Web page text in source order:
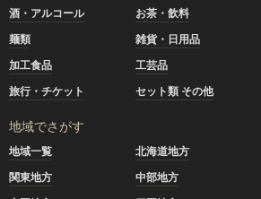
酒・アルコール
お茶・飲料
麺類
雑貨・日用品
加工食品
工芸品
旅行・チケット
セット類 その他
地域でさがす
地域一覧 北海道地方
関東地方
中部地方